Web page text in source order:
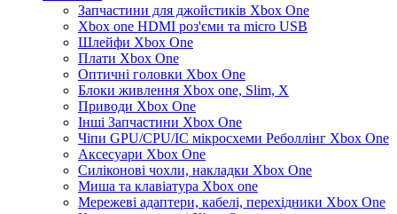
Запчастини для джойстиків Xbox One
Xbox one HDMI роз'єми та micro USB
Шлейфи Xbox One
Плати Xbox One
Оптичні головки Xbox One
Блоки живлення Xbox one, Slim, X
Приводи Xbox One
Інші Запчастини Xbox One
Чіпи GPU/CPU/IC мікросхеми Реболлінг Xbox One
Аксесуари Xbox One
Силіконові чохли, накладки Xbox One
Миша та клавіатура Xbox one
Мережеві адаптери, кабелі, перехідники Xbox One